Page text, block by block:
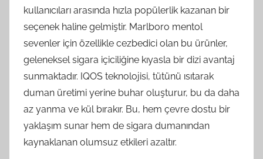
kullanıcıları arasında hızla popülerlik kazanan bir
seçenek haline gelmiştir. Marlboro mentol
sevenler için özellikle cezbedici olan bu ürünler,
geleneksel sigara içiciliğine kıyasla bir dizi avantaj
sunmaktadır. IQOS teknolojisi, tütünü ısıtarak
duman üretimi yerine buhar oluşturur, bu da daha
az yanma ve kül bırakır. Bu, hem çevre dostu bir
yaklaşım sunar hem de sigara dumanından
kaynaklanan olumsuz etkileri azaltır.